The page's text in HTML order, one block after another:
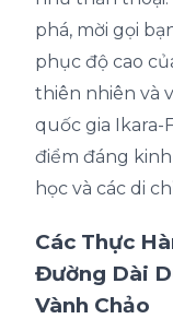
phá, mời gọi
phục độ cao
thiên nhiên và
quốc gia Ikara-
điểm đáng kinh
học và các di
Các Thực
Đường Dài
Vành Chảo